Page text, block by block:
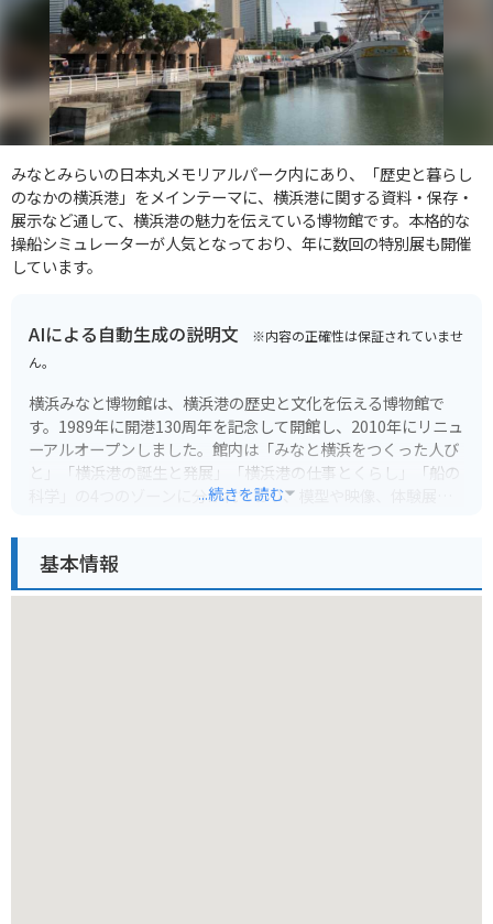
みなとみらいの日本丸メモリアルパーク内にあり、「歴史と暮らし
のなかの横浜港」をメインテーマに、横浜港に関する資料・保存・
展示など通して、横浜港の魅力を伝えている博物館です。本格的な
操船シミュレーターが人気となっており、年に数回の特別展も開催
しています。
AIによる自動生成の説明文 ※内容の正確性は保証されていませ
ん。
横浜みなと博物館は、横浜港の歴史と文化を伝える博物館で
す。1989年に開港130周年を記念して開館し、2010年にリニュ
ーアルオープンしました。館内は「みなと横浜をつくった人び
と」「横浜港の誕生と発展」「横浜港の仕事とくらし」「船の
科学」の4つのゾーンに分かれており、模型や映像、体験展示
バイクで行く場合は、博物館に隣接する駐車場に停めることが
...続きを読む
基本情報